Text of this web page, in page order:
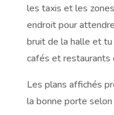
les taxis et les
endroit pour
bruit de la halle et
cafés et restaurants
Les plans affichés
la bonne porte